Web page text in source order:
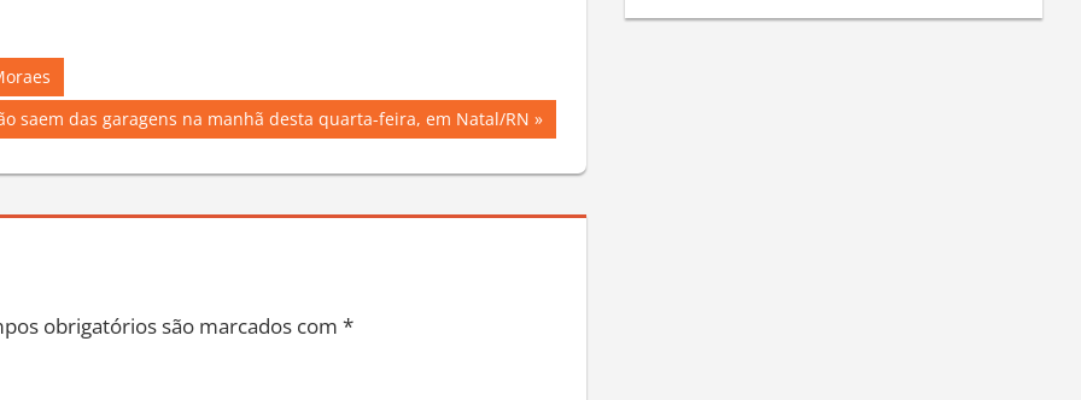
saem das garagens na manhã desta quarta-feira, em Natal/RN
obrigatórios são marcados com